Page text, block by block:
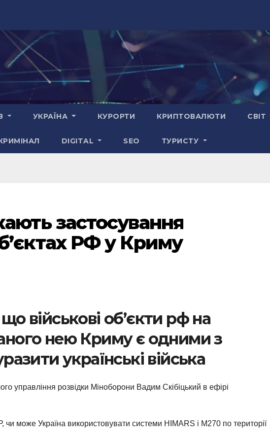
УКРАЇНА КУРОРТИ КРИПТОВАЛЮТИ СВІТ
DIGITAL SEO ТУРИСТУ
застосування
РФ у Криму
військові об’єкти рф на
нею Криму є одними з
українські війська
управління розвідки Міноборони Вадим Скібіцький в ефірі
чи може Україна використовувати системи HIMARS і М270 по території